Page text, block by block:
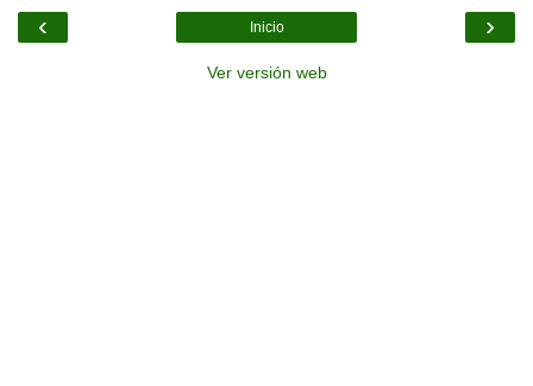
‹ ›
Inicio
Ver versión web